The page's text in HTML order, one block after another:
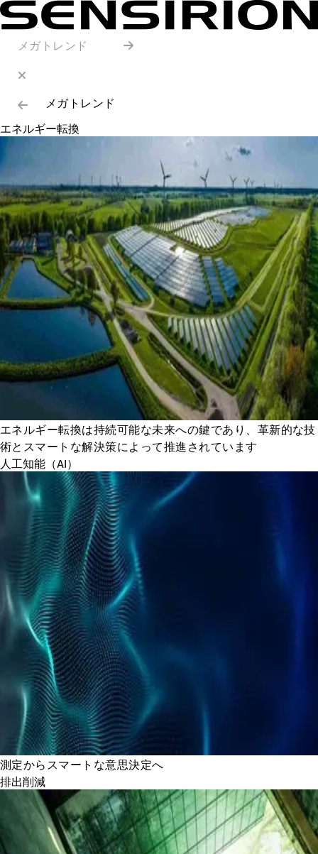
メガトレンド
メガトレンド
エネルギー転換
エネルギー転換は持続可能な未来への鍵であり、革新的な技
術とスマートな解決策によって推進されています
人工知能（AI）
測定からスマートな意思決定へ
排出削減